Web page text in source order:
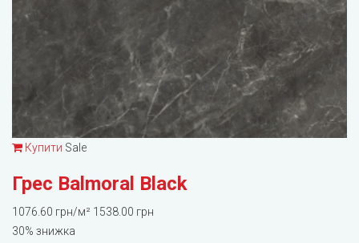
Купити Sale
Грес Balmoral Black
1076.60 грн/м² 1538.00 грн
30% знижка